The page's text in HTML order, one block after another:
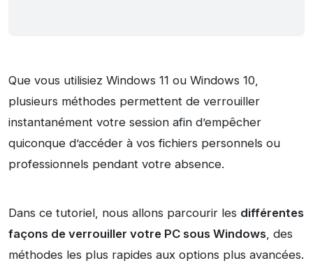
Que vous utilisiez Windows 11 ou Windows 10,
plusieurs méthodes permettent de verrouiller
instantanément votre session afin d’empêcher
quiconque d’accéder à vos fichiers personnels ou
professionnels pendant votre absence.
Dans ce tutoriel, nous allons parcourir les différentes
façons de verrouiller votre PC sous Windows, des
méthodes les plus rapides aux options plus avancées.